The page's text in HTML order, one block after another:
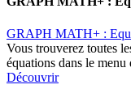
GRAPH MATH+ :
Vous trouverez toutes
équations dans le
Découvrir